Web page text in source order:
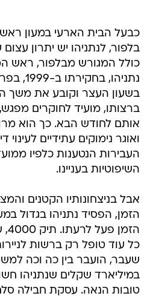
כבעל הבית הארעי במעון
בלפור, לנתניהו יש יתרון
כולל המגורש מבלפור, ראש
נתניהו,
בשעון העצר וקובע את משך
ברצותו, מועיד לחוקרים
אותם לחודש הבא. כך הוא
ואוגר נימוקים עתידיים לעינוי
העבירות הנטענות כלפיו
השיפוטיות בעניינו.
אבל בניצחונותיו הקטנים
הזמן, הפסיד נתניהו בגדול
כל עוד טופל רק ברשות
שעבר, הועבר בין כה וכה
במיליארד שקלים שנתניהו
טובות הנאה. עסקת חבילה